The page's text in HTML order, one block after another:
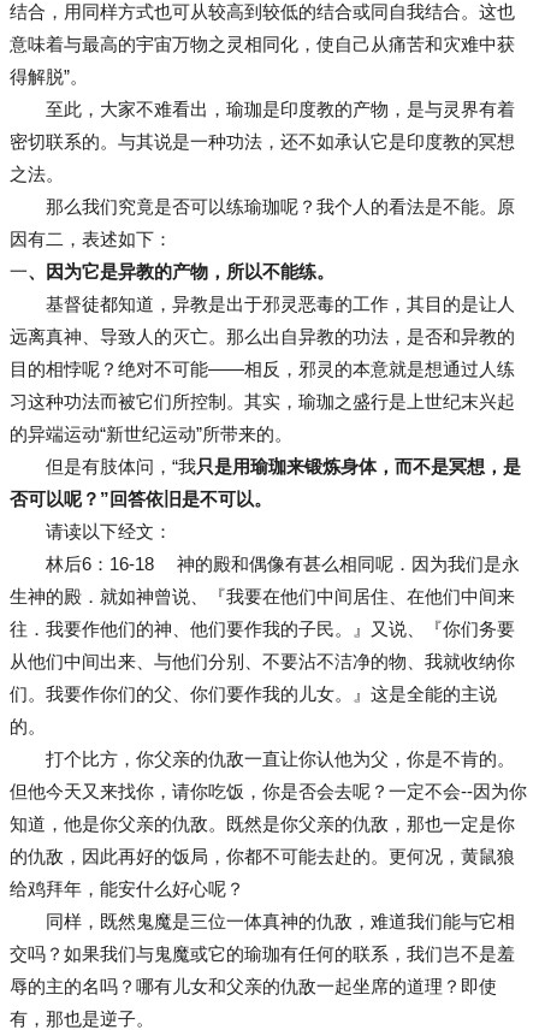
结合，用同样方式也可从较高到较低的结合或同自我结合。这也
意味着与最高的宇宙万物之灵相同化，使自己从痛苦和灾难中获
得解脱”。
至此，大家不难看出，瑜珈是印度教的产物，是与灵界有着
密切联系的。与其说是一种功法，还不如承认它是印度教的冥想
之法。
那么我们究竟是否可以练瑜珈呢？我个人的看法是不能。原
因有二，表述如下：
一、因为它是异教的产物，所以不能练。
基督徒都知道，异教是出于邪灵恶毒的工作，其目的是让人
远离真神、导致人的灭亡。那么出自异教的功法，是否和异教的
目的相悖呢？绝对不可能——相反，邪灵的本意就是想通过人练
习这种功法而被它们所控制。其实，瑜珈之盛行是上世纪末兴起
的异端运动“新世纪运动”所带来的。
但是有肢体问，“我只是用瑜珈来锻炼身体，而不是冥想，是
否可以呢？”回答依旧是不可以。
请读以下经文：
林后6：16-18 神的殿和偶像有甚么相同呢．因为我们是永
生神的殿．就如神曾说、『我要在他们中间居住、在他们中间来
往．我要作他们的神、他们要作我的子民。』又说、『你们务要
从他们中间出来、与他们分别、不要沾不洁净的物、我就收纳你
们。我要作你们的父、你们要作我的儿女。』这是全能的主说
的。
打个比方，你父亲的仇敌一直让你认他为父，你是不肯的。
但他今天又来找你，请你吃饭，你是否会去呢？一定不会--因为你
知道，他是你父亲的仇敌。既然是你父亲的仇敌，那也一定是你
的仇敌，因此再好的饭局，你都不可能去赴的。更何况，黄鼠狼
给鸡拜年，能安什么好心呢？
同样，既然鬼魔是三位一体真神的仇敌，难道我们能与它相
交吗？如果我们与鬼魔或它的瑜珈有任何的联系，我们岂不是羞
辱的主的名吗？哪有儿女和父亲的仇敌一起坐席的道理？即使
有，那也是逆子。